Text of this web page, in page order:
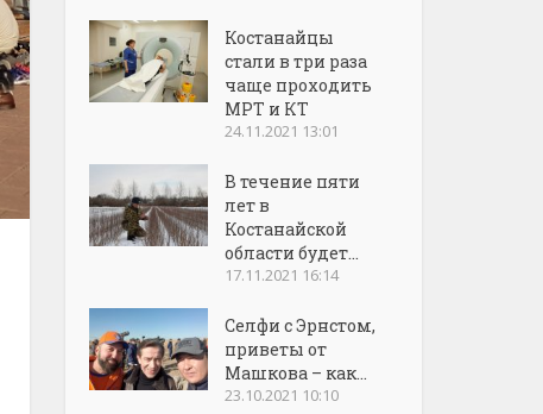
Костанайцы
стали в три раза
чаще проходить
МРТ и КТ
24.11.2021 13:01
В течение пяти
лет в
Костанайской
области будет...
17.11.2021 16:14
Селфи с Эрнстом,
приветы от
Машкова – как...
23.10.2021 10:10